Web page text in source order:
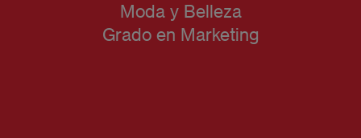
Moda y Belleza
Grado en Marketing